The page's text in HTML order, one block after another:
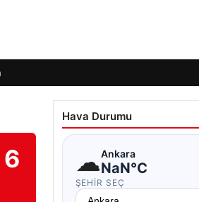
Hava Durumu
☁Ankara
NaN°C
ŞEHIR SEÇ